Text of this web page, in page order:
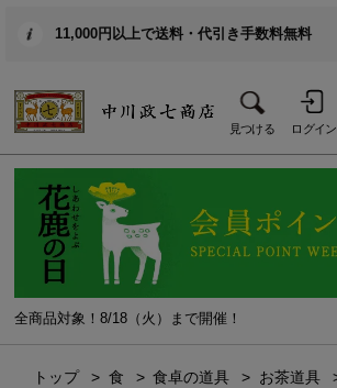
11,000円以上で送料・代引き手数料無料
見つける ログイン
全商品対象！8/18（火）まで開催！
トップ 食 食卓の道具 お茶道具